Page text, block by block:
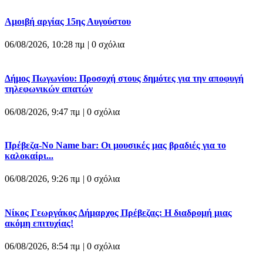
Αμοιβή αργίας 15ης Αυγούστου
06/08/2026, 10:28 πμ | 0 σχόλια
Δήμος Πωγωνίου: Προσοχή στους δημότες για την αποφυγή
τηλεφωνικών απατών
06/08/2026, 9:47 πμ | 0 σχόλια
Πρέβεζα-No Name bar: Οι μουσικές μας βραδιές για το
καλοκαίρι...
06/08/2026, 9:26 πμ | 0 σχόλια
Νίκος Γεωργάκος Δήμαρχος Πρέβεζας: Η διαδρομή μιας
ακόμη επιτυχίας!
06/08/2026, 8:54 πμ | 0 σχόλια